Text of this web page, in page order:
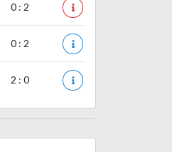
0 : 2
0 : 2
2 : 0